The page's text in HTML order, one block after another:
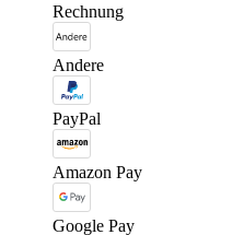
Rechnung
Andere
PayPal
Amazon Pay
Google Pay